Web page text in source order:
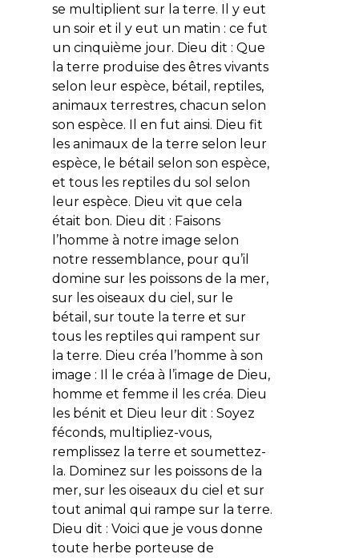
se multiplient sur la terre. Il y eut
un soir et il y eut un matin : ce fut
un cinquième jour. Dieu dit : Que
la terre produise des êtres vivants
selon leur espèce, bétail, reptiles,
animaux terrestres, chacun selon
son espèce. Il en fut ainsi. Dieu fit
les animaux de la terre selon leur
espèce, le bétail selon son espèce,
et tous les reptiles du sol selon
leur espèce. Dieu vit que cela
était bon. Dieu dit : Faisons
l’homme à notre image selon
notre ressemblance, pour qu’il
domine sur les poissons de la mer,
sur les oiseaux du ciel, sur le
bétail, sur toute la terre et sur
tous les reptiles qui rampent sur
la terre. Dieu créa l’homme à son
image : Il le créa à l’image de Dieu,
homme et femme il les créa. Dieu
les bénit et Dieu leur dit : Soyez
féconds, multipliez-vous,
remplissez la terre et soumettez-
la. Dominez sur les poissons de la
mer, sur les oiseaux du ciel et sur
tout animal qui rampe sur la terre.
Dieu dit : Voici que je vous donne
toute herbe porteuse de